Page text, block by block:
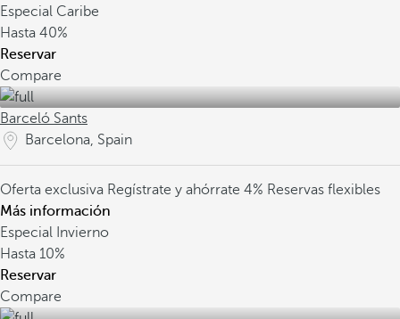
Especial Caribe
Hasta 40%
Reservar
Compare
Barceló Sants
Barcelona, Spain
Oferta exclusiva Regístrate y ahórrate 4% Reservas flexibles
Más información
Especial Invierno
Hasta 10%
Reservar
Compare